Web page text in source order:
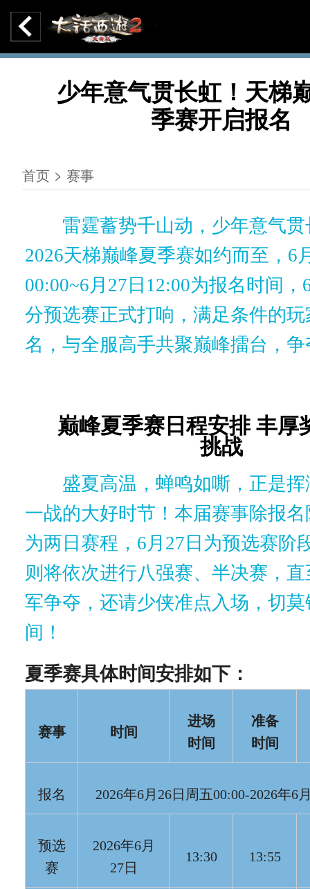
少年意气贯长虹！天梯
季赛开启报名
首页 > 赛事
雷霆蓄势千山动，少年意气
2026天梯巅峰夏季赛如约而至，6
00:00~6月27日12:00为报名时间，
分预选赛正式打响，满足条件的
名，与全服高手共聚巅峰擂台，
巅峰夏季赛日程安排 丰厚
挑战
盛夏高温，蝉鸣如嘶，正是
一战的大好时节！本届赛事除报
为两日赛程，6月27日为预选赛阶
则将依次进行八强赛、半决赛，
军争夺，还请少侠准点入场，切
间！
夏季赛具体时间安排如下：
赛事 时间
进场
时间
准备
时间
报名 2026年6月26日周五00:00-2026年6
预选
赛
2026年6月
27日
13:30 13:55